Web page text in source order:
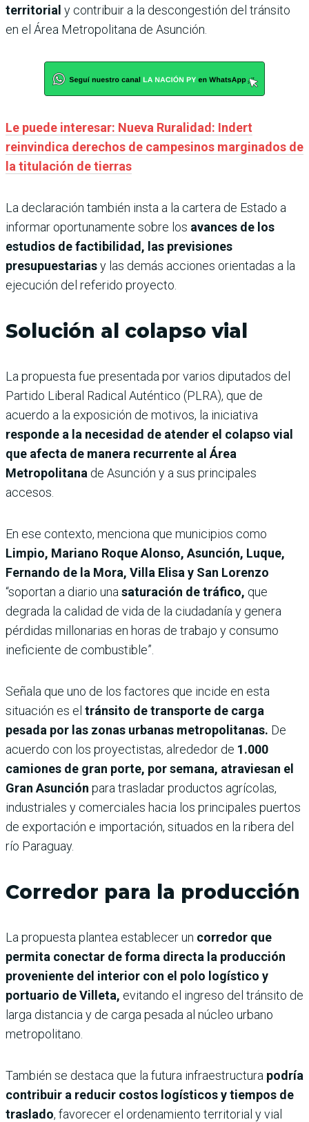
territorial y contribuir a la descongestión del tránsito
en el Área Metropolitana de Asunción.
Le puede interesar: Nueva Ruralidad: Indert
reinvindica derechos de campesinos marginados de
la titulación de tierras
La declaración también insta a la cartera de Estado a
informar oportunamente sobre los avances de los
estudios de factibilidad, las previsiones
presupuestariasy las demás acciones orientadas a la
ejecución del referido proyecto.
Solución al colapso vial
La propuesta fue presentada por varios diputados del
Partido Liberal Radical Auténtico (PLRA), que de
acuerdo a la exposición de motivos, la iniciativa
responde a la necesidad de atender el colapso vial
que afecta de manera recurrente al Área
Metropolitana de Asunción y a sus principales
accesos.
En ese contexto, menciona que municipios como
Limpio, Mariano Roque Alonso, Asunción, Luque,
Fernando de la Mora, Villa Elisa y San Lorenzo
“soportan a diario una saturación de tráfico, que
degrada la calidad de vida de la ciudadanía y genera
pérdidas millonarias en horas de trabajo y consumo
ineficiente de combustible”.
Señala que uno de los factores que incide en esta
situación es el tránsito de transporte de carga
pesada por las zonas urbanas metropolitanas. De
acuerdo con los proyectistas, alrededor de 1.000
camiones de gran porte, por semana, atraviesan el
Gran Asunción para trasladar productos agrícolas,
industriales y comerciales hacia los principales puertos
de exportación e importación, situados en la ribera del
río Paraguay.
Corredor para la producción
La propuesta plantea establecer un corredor que
permita conectar de forma directa la producción
proveniente del interior con el polo logístico y
portuario de Villeta, evitando el ingreso del tránsito de
larga distancia y de carga pesada al núcleo urbano
metropolitano.
También se destaca que la futura infraestructura podría
contribuir a reducir costos logísticos y tiempos de
traslado, favorecer el ordenamiento territorial y vial